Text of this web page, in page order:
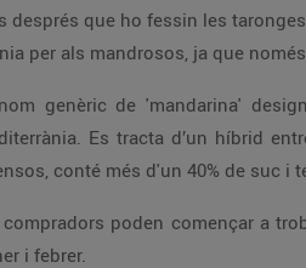
després que ho fessin les
per als mandrosos, ja que
genèric de 'mandarina'
Es tracta d’un híbrid
conté més d'un 40% de suc i
compradors poden començar a
i febrer.